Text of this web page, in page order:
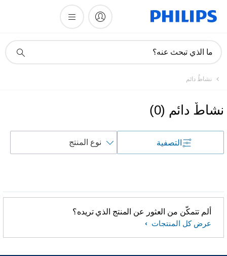
دعم
ما الذي تبحث عنه؟
نشاطٌ دائم
نشاطٌ دائم (
0
)
التصفية
حسب
ألم تتمكّن من العثور عن المنتج الذي تريده؟
عرض كل المنتجات